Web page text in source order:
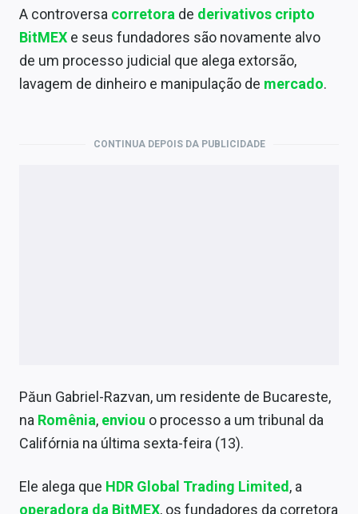
Mercados
Economia
Conteúdo de Marca
A controversa corretora de derivativos cripto
BitMEX e seus fundadores são novamente alvo
de um processo judicial que alega extorsão,
lavagem de dinheiro e manipulação de mercado.
CONTINUA DEPOIS DA PUBLICIDADE
Păun Gabriel-Razvan, um residente de Bucareste,
na Romênia, enviou o processo a um tribunal da
Califórnia na última sexta-feira (13).
Ele alega que HDR Global Trading Limited, a
operadora da BitMEX, os fundadores da corretora